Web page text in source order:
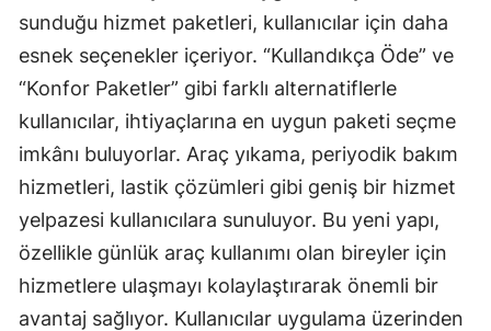
sunduğu hizmet paketleri, kullanıcılar için daha
esnek seçenekler içeriyor. “Kullandıkça Öde” ve
“Konfor Paketler” gibi farklı alternatiflerle
kullanıcılar, ihtiyaçlarına en uygun paketi seçme
imkânı buluyorlar. Araç yıkama, periyodik bakım
hizmetleri, lastik çözümleri gibi geniş bir hizmet
yelpazesi kullanıcılara sunuluyor. Bu yeni yapı,
özellikle günlük araç kullanımı olan bireyler için
hizmetlere ulaşmayı kolaylaştırarak önemli bir
avantaj sağlıyor. Kullanıcılar uygulama üzerinden